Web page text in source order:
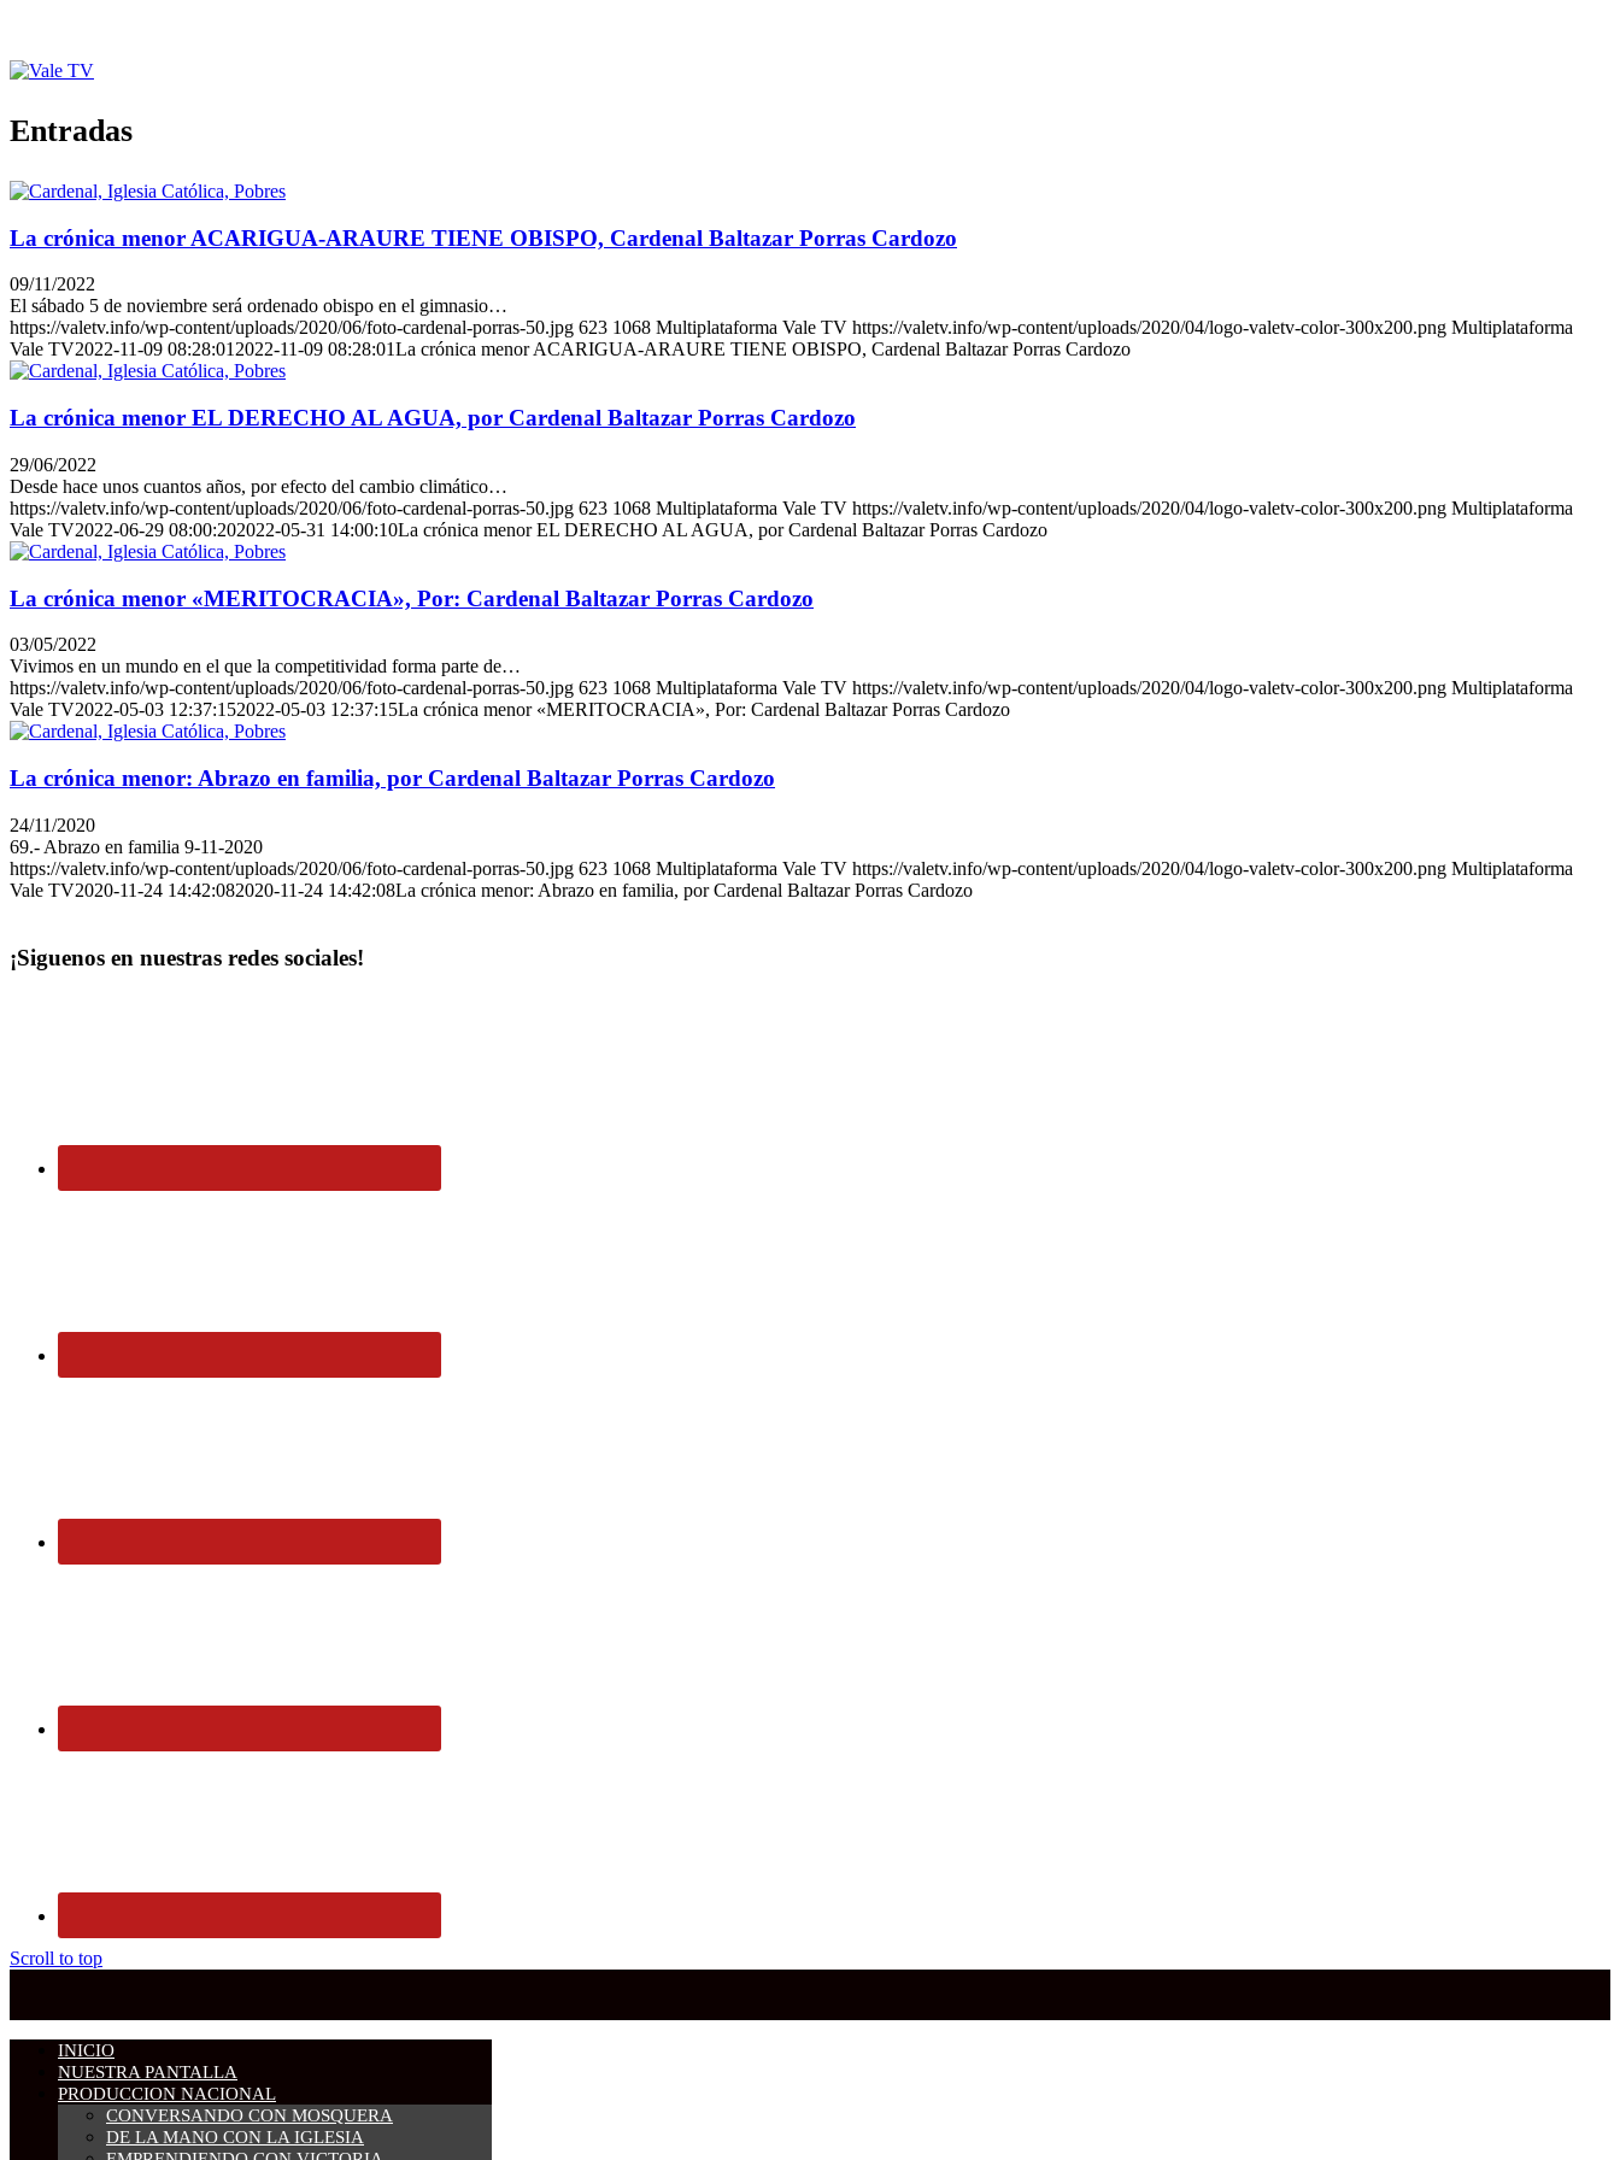
Entradas
La crónica menor ACARIGUA-ARAURE TIENE OBISPO, Cardenal Baltazar Porras Cardozo
09/11/2022
El sábado 5 de noviembre será ordenado obispo en el gimnasio…
https://valetv.info/wp-content/uploads/2020/06/foto-cardenal-porras-50.jpg 623 1068 Multiplataforma Vale TV https://valetv.info/wp-content/uploads/2020/04/logo-valetv-color-300x200.png Multiplataforma
Vale TV2022-11-09 08:28:012022-11-09 08:28:01La crónica menor ACARIGUA-ARAURE TIENE OBISPO, Cardenal Baltazar Porras Cardozo
La crónica menor EL DERECHO AL AGUA, por Cardenal Baltazar Porras Cardozo
29/06/2022
Desde hace unos cuantos años, por efecto del cambio climático…
https://valetv.info/wp-content/uploads/2020/06/foto-cardenal-porras-50.jpg 623 1068 Multiplataforma Vale TV https://valetv.info/wp-content/uploads/2020/04/logo-valetv-color-300x200.png Multiplataforma
Vale TV2022-06-29 08:00:202022-05-31 14:00:10La crónica menor EL DERECHO AL AGUA, por Cardenal Baltazar Porras Cardozo
La crónica menor «MERITOCRACIA», Por: Cardenal Baltazar Porras Cardozo
03/05/2022
Vivimos en un mundo en el que la competitividad forma parte de…
https://valetv.info/wp-content/uploads/2020/06/foto-cardenal-porras-50.jpg 623 1068 Multiplataforma Vale TV https://valetv.info/wp-content/uploads/2020/04/logo-valetv-color-300x200.png Multiplataforma
Vale TV2022-05-03 12:37:152022-05-03 12:37:15La crónica menor «MERITOCRACIA», Por: Cardenal Baltazar Porras Cardozo
La crónica menor: Abrazo en familia, por Cardenal Baltazar Porras Cardozo
24/11/2020
69.- Abrazo en familia 9-11-2020
https://valetv.info/wp-content/uploads/2020/06/foto-cardenal-porras-50.jpg 623 1068 Multiplataforma Vale TV https://valetv.info/wp-content/uploads/2020/04/logo-valetv-color-300x200.png Multiplataforma
Vale TV2020-11-24 14:42:082020-11-24 14:42:08La crónica menor: Abrazo en familia, por Cardenal Baltazar Porras Cardozo
¡Siguenos en nuestras redes sociales!
Scroll to top
INICIO
NUESTRA PANTALLA
PRODUCCION NACIONAL
CONVERSANDO CON MOSQUERA
DE LA MANO CON LA IGLESIA